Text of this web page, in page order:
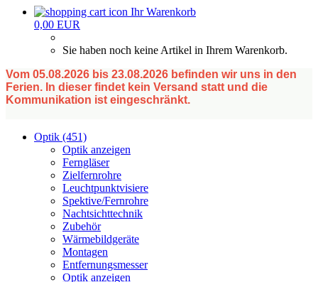
Ihr Warenkorb
0,00 EUR
Sie haben noch keine Artikel in Ihrem Warenkorb.
Vom 05.08.2026 bis 23.08.2026 befinden wir uns in den
Ferien. In dieser findet kein Versand statt und die
Kommunikation ist eingeschränkt.
Optik (451)
Optik anzeigen
Ferngläser
Zielfernrohre
Leuchtpunktvisiere
Spektive/Fernrohre
Nachtsichttechnik
Zubehör
Wärmebildgeräte
Montagen
Entfernungsmesser
Optik anzeigen